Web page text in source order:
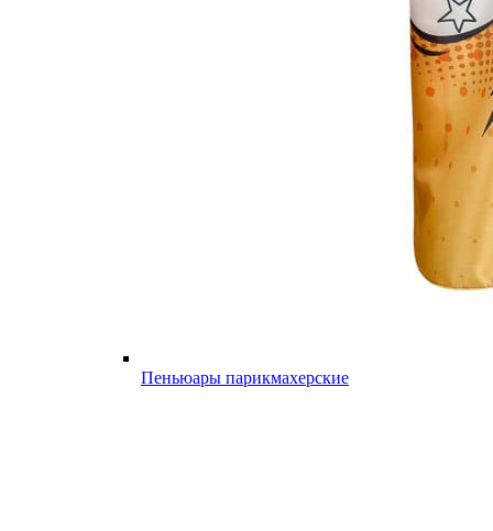
Пеньюары парикмахерские